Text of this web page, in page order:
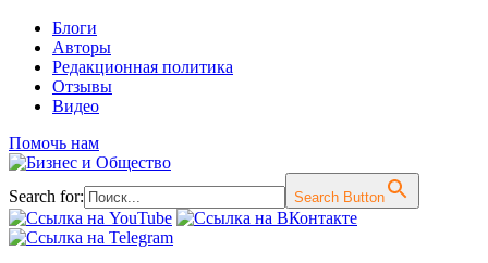
Блоги
Авторы
Редакционная политика
Отзывы
Видео
Помочь нам
Search for: Search Button